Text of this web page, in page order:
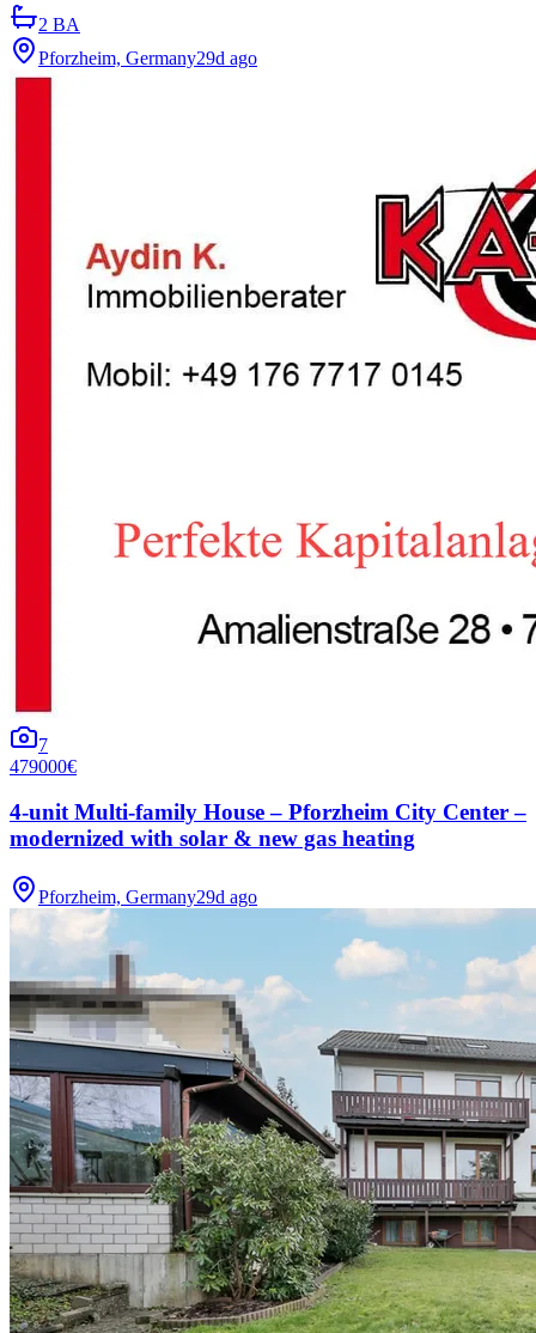
2 BA
Pforzheim, Germany29d ago
7
479000€
4-unit Multi-family House – Pforzheim City Center –
modernized with solar & new gas heating
Pforzheim, Germany29d ago